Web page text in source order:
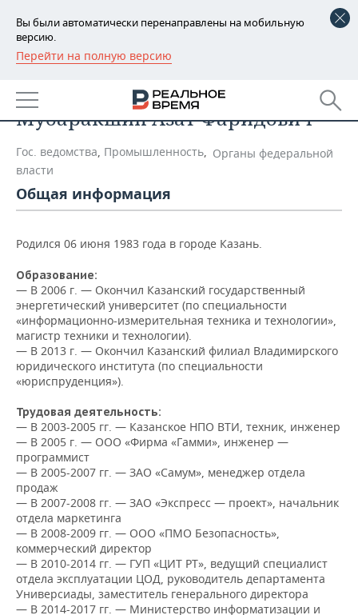
Вы были автоматически перенаправлены на мобильную
версию.
Перейти на полную версию
РЕГИОНЫ
БАШКОРТОСТАН
ТАТАРСТАН
УДМУРТИЯ
НОВОСТИ
АНАЛИТИКА
НОВОСТИ АНАЛИТИКИ
ДЕКЛАРАЦИИ О ДОХОДАХ
КОРОЛИ ГОСЗАКАЗА ПФО
ВУЗЫ ТАТАРСТАНА
КОМУ ПРИНАДЛЕЖАТ
ТОРГОВЫЕ ЦЕНТРЫ
ТАТАРСТАНА
ЭКОНОМИКА
НОВОСТИ ЭКОНОМИКИ
ФИНАНСЫ
БАНКИ
БЮДЖЕТ
ИНВЕСТИЦИИ
ПРОМЫШЛЕННОСТЬ
НОВОСТИ
ПРОМЫШЛЕННОСТИ
АГРОПРОМ
МАШИНОСТРОЕНИЕ
НЕФТЕХИМИЯ
ОПК
ЭНЕРГЕТИКА
НЕДВИЖИМОСТЬ
НОВОСТИ НЕДВИЖИМОСТИ
АВТО
НОВОСТИ АВТО
БИЗНЕС
НОВОСТИ БИЗНЕСА
РОЗНИЧНАЯ ТОРГОВЛЯ
ТРАНСПОРТ
УСЛУГИ
ТЕХНОЛОГИИ
НОВОСТИ ТЕХНОЛОГИЙ
IT
МЕДИА
ТЕЛЕКОММУНИКАЦИИ
МЕРОПРИЯТИЯ
НОВОСТИ МЕРОПРИЯТИЙ
ВЫЕЗДНАЯ РЕДАКЦИЯ
БИЗНЕС-БРАНЧИ
ONLINE-КОНФЕРЕНЦИИ
ОТКРЫТАЯ ЛЕКЦИЯ
СПОРТ
НОВОСТИ СПОРТА
ФУТБОЛ
ХОККЕЙ
БАСКЕТБОЛ
ВОЛЕЙБОЛ
ОБЩЕСТВО
НОВОСТИ ОБЩЕСТВА
ВЛАСТЬ
ИНФРАСТРУКТУРА
ИСТОРИЯ
ФОТОГАЛЕРЕЯ
СЮЖЕТЫ
СПРАВОЧНИК
СПИСОК ПЕРСОН
ПОЛНАЯ ВЕРСИЯ
Мубаракшин Азат Фаридович
Гос. ведомства, Промышленность, Органы федеральной
власти
Общая информация
Родился 06 июня 1983 года в городе Казань.
Образование:
— В 2006 г. — Окончил Казанский государственный
энергетический университет (по специальности
«информационно-измерительная техника и технологии»,
магистр техники и технологии).
— В 2013 г. — Окончил Казанский филиал Владимирского
юридического института (по специальности
«юриспруденция»).
Трудовая деятельность:
— В 2003-2005 гг. — Казанское НПО ВТИ, техник, инженер
— В 2005 г. — ООО «Фирма «Гамми», инженер —
программист
— В 2005-2007 гг. — ЗАО «Самум», менеджер отдела
продаж
— В 2007-2008 гг. — ЗАО «Экспресс — проект», начальник
отдела маркетинга
— В 2008-2009 гг. — ООО «ПМО Безопасность»,
коммерческий директор
— В 2010-2014 гг. — ГУП «ЦИТ РТ», ведущий специалист
отдела эксплуатации ЦОД, руководитель департамента
Универсиады, заместитель генерального директора
— В 2014-2017 гг. — Министерство информатизации и